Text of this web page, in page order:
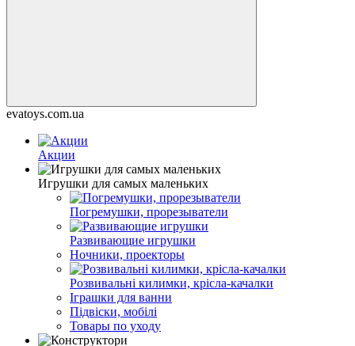
evatoys.com.ua
Акции
Игрушки для самых маленьких
Погремушки, прорезыватели
Развивающие игрушки
Ночники, проекторы
Розвивальні килимки, крісла-качалки
Іграшки для ванни
Підвіски, мобілі
Товары по уходу